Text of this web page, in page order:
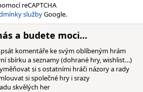
reCAPTCHA
službyGoogle.
a budete moci…
komentáře ke svým oblíbeným hrám
sbírku a seznamy (dohrané hry, wishlist…)
si s ostatními hráči názory a rady
si společné hry i srazy
skvělých her